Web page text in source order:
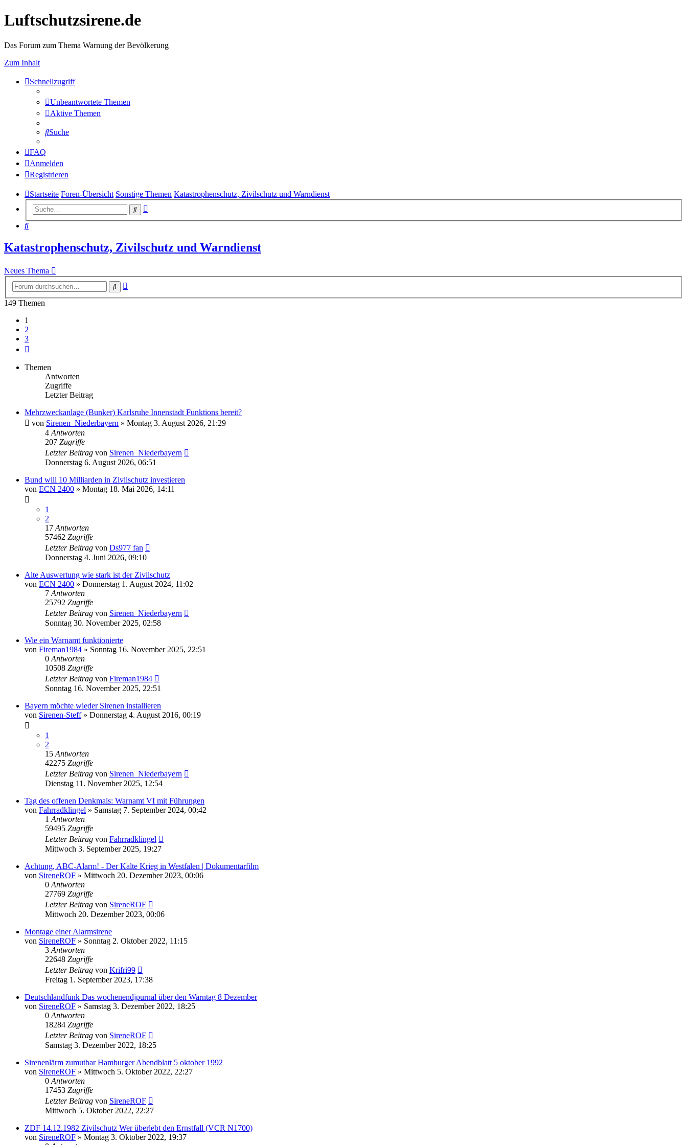
Luftschutzsirene.de
Das Forum zum Thema Warnung der Bevölkerung
Zum Inhalt
Schnellzugriff
Unbeantwortete Themen
Aktive Themen
Suche
FAQ
Anmelden
Registrieren
Startseite Foren-Übersicht Sonstige Themen Katastrophenschutz, Zivilschutz und Warndienst
Suche
Suche
Katastrophenschutz, Zivilschutz und Warndienst
Neues Thema
Suche
149 Themen
1
2
3
Themen
Antworten
Zugriffe
Letzter Beitrag
Mehrzweckanlage (Bunker) Karlsruhe Innenstadt Funktions bereit?
von Sirenen_Niederbayern » Montag 3. August 2026, 21:29
4 Antworten
207 Zugriffe
Letzter Beitrag von Sirenen_Niederbayern
Donnerstag 6. August 2026, 06:51
Bund will 10 Milliarden in Zivilschutz investieren
von ECN 2400 » Montag 18. Mai 2026, 14:11
1
2
17 Antworten
57462 Zugriffe
Letzter Beitrag von Ds977 fan
Donnerstag 4. Juni 2026, 09:10
Alte Auswertung wie stark ist der Zivilschutz
von ECN 2400 » Donnerstag 1. August 2024, 11:02
7 Antworten
25792 Zugriffe
Letzter Beitrag von Sirenen_Niederbayern
Sonntag 30. November 2025, 02:58
Wie ein Warnamt funktionierte
von Fireman1984 » Sonntag 16. November 2025, 22:51
0 Antworten
10508 Zugriffe
Letzter Beitrag von Fireman1984
Sonntag 16. November 2025, 22:51
Bayern möchte wieder Sirenen installieren
von Sirenen-Steff» Donnerstag 4. August 2016, 00:19
1
2
15 Antworten
42275 Zugriffe
Letzter Beitrag von Sirenen_Niederbayern
Dienstag 11. November 2025, 12:54
Tag des offenen Denkmals: Warnamt VI mit Führungen
von Fahrradklingel » Samstag 7. September 2024, 00:42
1 Antworten
59495 Zugriffe
Letzter Beitrag von Fahrradklingel
Mittwoch 3. September 2025, 19:27
Achtung, ABC-Alarm! - Der Kalte Krieg in Westfalen | Dokumentarfilm
von SireneROF » Mittwoch 20. Dezember 2023, 00:06
0 Antworten
27769 Zugriffe
Letzter Beitrag von SireneROF
Mittwoch 20. Dezember 2023, 00:06
Montage einer Alarmsirene
von SireneROF » Sonntag 2. Oktober 2022, 11:15
3 Antworten
22648 Zugriffe
Letzter Beitrag von Krifri99
Freitag 1. September 2023, 17:38
Deutschlandfunk Das wochenendjpurnal über den Warntag 8 Dezember
von SireneROF » Samstag 3. Dezember 2022, 18:25
0 Antworten
18284 Zugriffe
Letzter Beitrag von SireneROF
Samstag 3. Dezember 2022, 18:25
Sirenenlärm zumutbar Hamburger Abendblatt 5 oktober 1992
von SireneROF » Mittwoch 5. Oktober 2022, 22:27
0 Antworten
17453 Zugriffe
Letzter Beitrag von SireneROF
Mittwoch 5. Oktober 2022, 22:27
ZDF 14.12.1982 Zivilschutz Wer überlebt den Ernstfall (VCR N1700)
von SireneROF » Montag 3. Oktober 2022, 19:37